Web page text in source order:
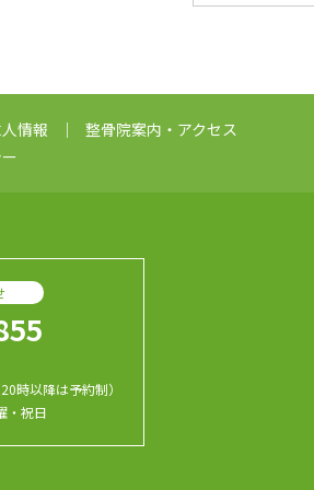
情報
整骨院案内・アクセス
時以降は予約制）
・祝日